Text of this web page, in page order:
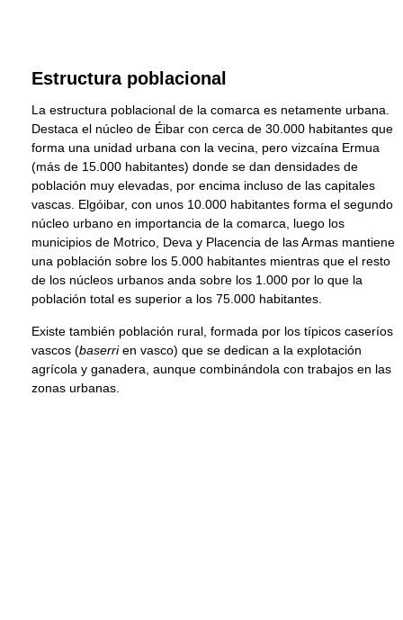
Estructura poblacional
La estructura poblacional de la comarca es netamente urbana.
Destaca el núcleo de Éibar con cerca de 30.000 habitantes que
forma una unidad urbana con la vecina, pero vizcaína Ermua
(más de 15.000 habitantes) donde se dan densidades de
población muy elevadas, por encima incluso de las capitales
vascas. Elgóibar, con unos 10.000 habitantes forma el segundo
núcleo urbano en importancia de la comarca, luego los
municipios de Motrico, Deva y Placencia de las Armas mantiene
una población sobre los 5.000 habitantes mientras que el resto
de los núcleos urbanos anda sobre los 1.000 por lo que la
población total es superior a los 75.000 habitantes.
Existe también población rural, formada por los típicos caseríos
vascos (baserrien vasco) que se dedican a la explotación
agrícola y ganadera, aunque combinándola con trabajos en las
zonas urbanas.